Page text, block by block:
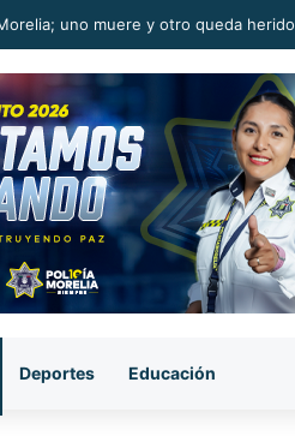
Eduardo Ruiz, Morelia
Deportes Educación